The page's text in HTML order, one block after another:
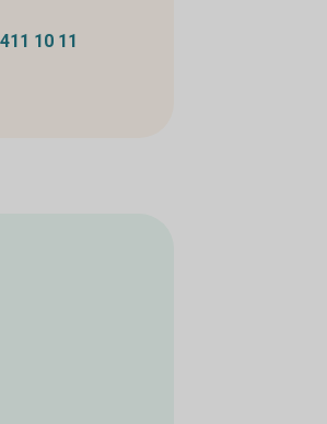
10 11